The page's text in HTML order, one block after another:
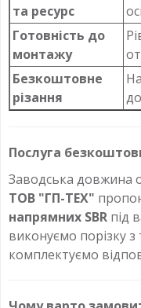
та ресурс
Готовність до
монтажу
Безкоштовне
різання
Послуга
Заводська довжина
ТОВ "ГП-ТЕХ"
напрямних SBR під
виконуємо порізку
комплектуємо